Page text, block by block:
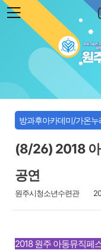
본문 바로가기
원
방과후아카데미/가온누
(8/26) 2018
공연
원주시청소년수련관
2018 원주 아동뮤직페